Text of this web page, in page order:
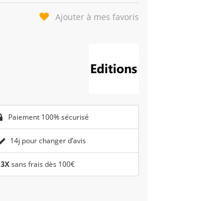
Ajouter à mes favoris
Paiement 100% sécurisé
14j pour changer d’avis
3Xsans frais dès 100€